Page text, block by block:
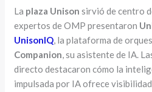
La plaza Unison sirvió de centro
expertos de OMP presentaron
UnisonIQ, la plataforma de
Companion, su asistente de IA.
directo destacaron cómo la
impulsada por IA ofrece